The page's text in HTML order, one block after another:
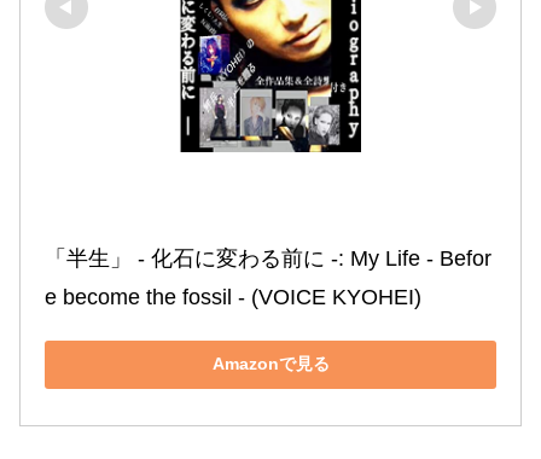
「半生」 ‐ 化石に変わる前に ‐: My Life ‐ Befor
e become the fossil ‐ (VOICE KYOHEI)
Amazonで見る